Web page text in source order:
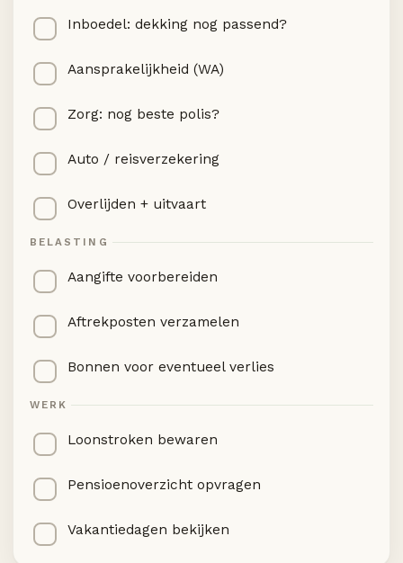
Inboedel: dekking nog passend?
Aansprakelijkheid (WA)
Zorg: nog beste polis?
Auto / reisverzekering
Overlijden + uitvaart
BELASTING
Aangifte voorbereiden
Aftrekposten verzamelen
Bonnen voor eventueel verlies
WERK
Loonstroken bewaren
Pensioenoverzicht opvragen
Vakantiedagen bekijken